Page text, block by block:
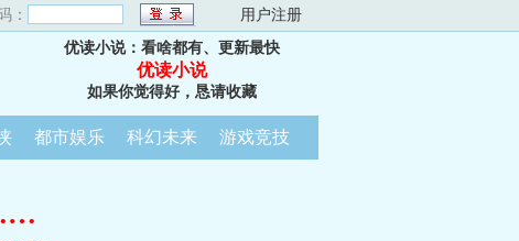
： 用户注册
优读小说：看啥都有、更新最快
优读小说
如果你觉得好，恳请收藏
都市娱乐 科幻未来 游戏竞技